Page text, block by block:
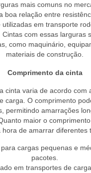
mais comuns no
boa relação entre
em transporte
Cintas com essas larguras
como maquinário,
materiais de construção.
Comprimento da cinta
cinta varia de acordo com
carga. O comprimento
permitindo amarrações
maior o
hora de amarrar diferentes
cargas pequenas e
pacotes.
em transportes de